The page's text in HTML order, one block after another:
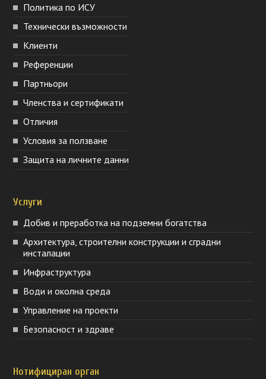
Политика по ИСУ
Технически възможности
Клиенти
Референции
Партньори
Членства и сертификати
Отличия
Условия за ползване
Защита на личните данни
Услуги
Добив и преработка на подземни богатства
Архитектура, строителни конструкции и сградни
инсталации
Инфраструктура
Води и околна среда
Управление на проекти
Безопасност и здраве
Нотифициран орган